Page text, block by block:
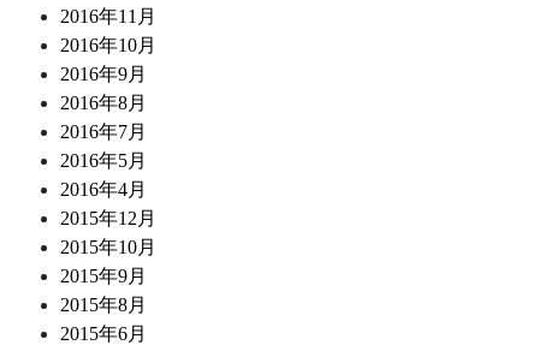
2016年11月
2016年10月
2016年9月
2016年8月
2016年7月
2016年5月
2016年4月
2015年12月
2015年10月
2015年9月
2015年8月
2015年6月